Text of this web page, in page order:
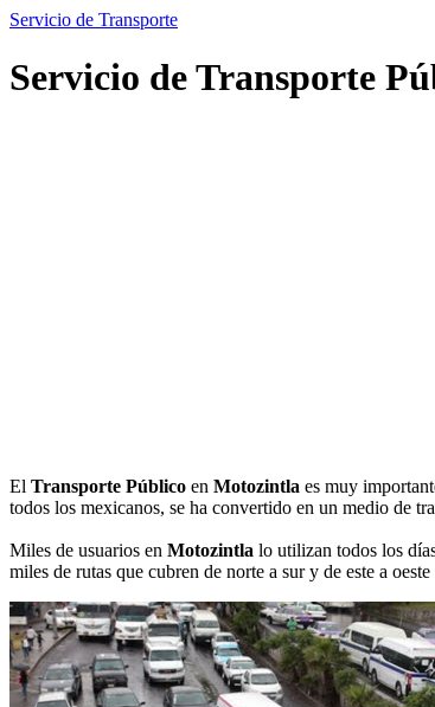
Servicio de Transporte
Servicio de Transporte
El Transporte Público en Motozintla es muy
todos los mexicanos, se ha convertido en un medio de
Miles de usuarios en Motozintla lo utilizan todos los
miles de rutas que cubren de norte a sur y de este a